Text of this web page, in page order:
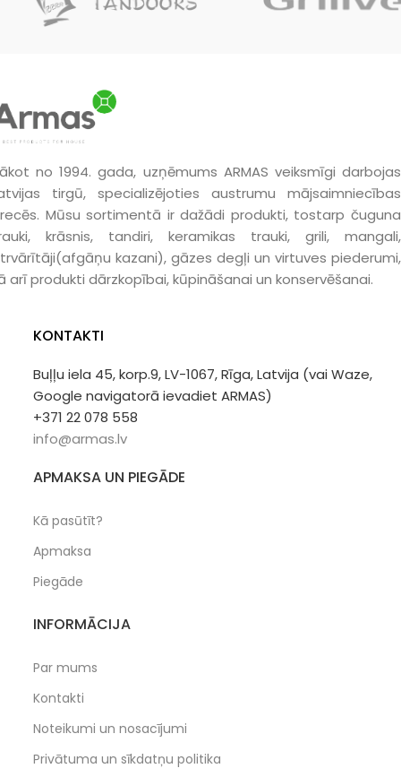
no 1994. gada, uzņēmums ARMAS veiksmīgi darbojas
tirgū, specializējoties austrumu mājsaimniecības
Mūsu sortimentā ir dažādi produkti, tostarp čuguna
krāsnis, tandiri, keramikas trauki, grili, mangali,
kazani), gāzes degļi un virtuves piederumi,
arī produkti dārzkopībai, kūpināšanai un konservēšanai.
KONTAKTI
Buļļu iela 45, korp.9, LV-1067, Rīga, Latvija (vai Waze,
Google navigatorā ievadiet ARMAS)
+371 22 078 558
info@armas.lv
APMAKSA UN PIEGĀDE
Kā pasūtīt?
Apmaksa
Piegāde
INFORMĀCIJA
Par mums
Kontakti
Noteikumi un nosacījumi
Privātuma un sīkdatņu politika